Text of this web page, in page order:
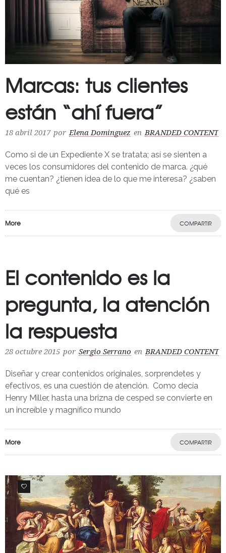
Marcas: tus clientes
están “ahí fuera”
18 abril 2017 por Elena Dominguez en BRANDED CONTENT
Como si de un Expediente X se tratata; así se sienten a
veces los consumidores del contenido de marca. ¿qué
me cuentan? ¿tienen idea de lo que me interesa? ¿saben
qué es
More COMPARTIR
El contenido es la
pregunta, la atención
la respuesta
28 octubre 2015 por Sergio Serrano en BRANDED CONTENT
Diseñar y crear contenidos originales, sorprendetes y
efectivos, es una cuestión de atención. Como decía
Henry Miller, hasta una brizna de cesped se convierte en
un increíble y magnífico mundo
More COMPARTIR
0